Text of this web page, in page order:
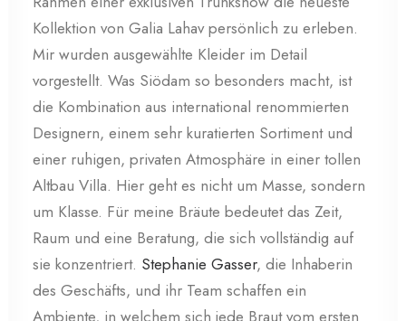
Kollektion von Galia Lahav persönlich zu erleben.
Mir wurden ausgewählte Kleider im Detail
vorgestellt. Was Siödam so besonders macht, ist
die Kombination aus international renommierten
Designern, einem sehr kuratierten Sortiment und
einer ruhigen, privaten Atmosphäre in einer tollen
Altbau Villa. Hier geht es nicht um Masse, sondern
um Klasse. Für meine Bräute bedeutet das Zeit,
Raum und eine Beratung, die sich vollständig auf
sie konzentriert. Stephanie Gasser, die Inhaberin
des Geschäfts, und ihr Team schaffen ein
Ambiente, in welchem sich jede Braut vom ersten